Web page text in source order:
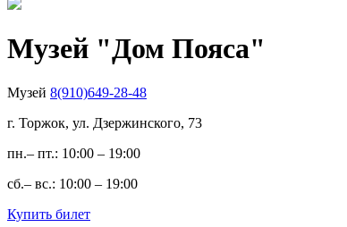
Музей "Дом Пояса"
Музей 8(910)649-28-48
г. Торжок, ул. Дзержинского, 73
пн.– пт.: 10:00 – 19:00
сб.– вс.: 10:00 – 19:00
Купить билет